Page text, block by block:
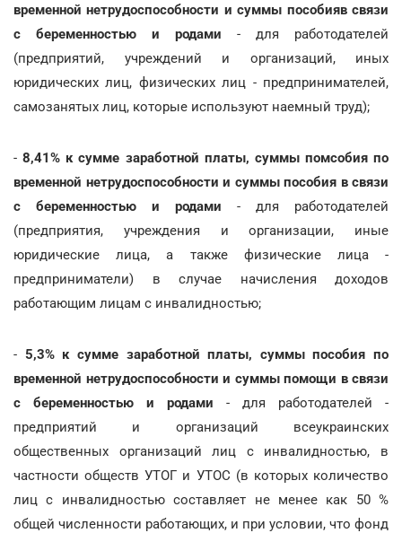
временной нетрудоспособности и суммы пособияв связи
с беременностью и родами - для работодателей
(предприятий, учреждений и организаций, иных
юридических лиц, физических лиц - предпринимателей,
самозанятых лиц, которые используют наемный труд);
- 8,41% к сумме заработной платы, суммы помсобия по
временной нетрудоспособности и суммы пособия в связи
с беременностью и родами - для работодателей
(предприятия, учреждения и организации, иные
юридические лица, а также физические лица -
предприниматели) в случае начисления доходов
работающим лицам с инвалидностью;
- 5,3% к сумме заработной платы, суммы пособия по
временной нетрудоспособности и суммы помощи в связи
с беременностью и родами - для работодателей -
предприятий и организаций всеукраинских
общественных организаций лиц с инвалидностью, в
частности обществ УТОГ и УТОС (в которых количество
лиц с инвалидностью составляет не менее как 50 %
общей численности работающих, и при условии, что фонд